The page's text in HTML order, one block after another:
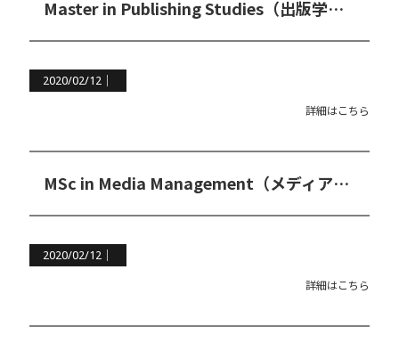
Master in Publishing Studies（出版学修士コース）
2020/02/12｜
詳細はこちら
MSc in Media Management（メディアマネジメント修士コース）
2020/02/12｜
詳細はこちら